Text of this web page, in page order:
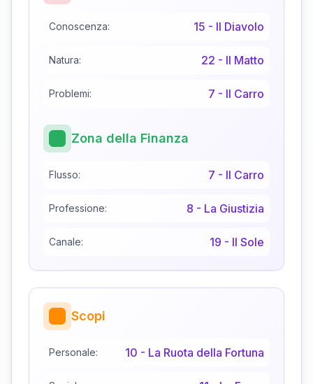
Conoscenza: 15 - Il Diavolo
Natura: 22 - Il Matto
Problemi: 7 - Il Carro
Zona della Finanza
Flusso: 7 - Il Carro
Professione: 8 - La Giustizia
Canale: 19 - Il Sole
Scopi
Personale: 10 - La Ruota della Fortuna